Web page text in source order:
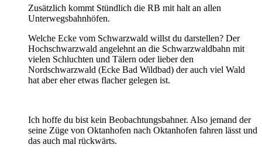
Zusätzlich kommt Stündlich die RB mit halt an allen
Unterwegsbahnhöfen.
Welche Ecke vom Schwarzwald willst du darstellen? Der
Hochschwarzwald angelehnt an die Schwarzwaldbahn mit
vielen Schluchten und Tälern oder lieber den
Nordschwarzwald (Ecke Bad Wildbad) der auch viel Wald
hat aber eher etwas flacher gelegen ist.
Ich hoffe du bist kein Beobachtungsbahner. Also jemand der
seine Züge von Oktanhofen nach Oktanhofen fahren lässt und
das auch mal rückwärts.